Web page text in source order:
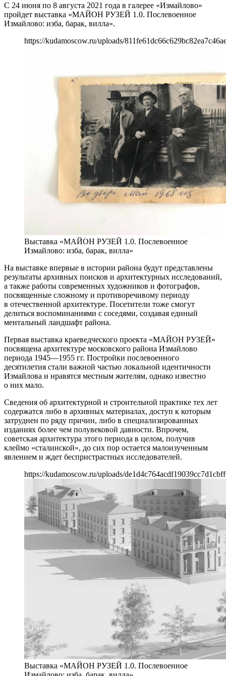
С 24 июня по 8 августа 2021 года в галерее «Измайлово»
пройдет выставка «МАЙОН РУЗЕЙ 1.0. Послевоенное
Измайлово: изба, барак, вилла».
https://kudamoscow.ru/uploads/
Выставка «МАЙОН РУЗЕЙ 1.0. Послевоенное
Измайлово: изба, барак, вилла»
На выставке впервые в истории района будут представлены
результаты архивных поисков и архитектурных исследований,
а также работы современных художников и фотографов,
посвященные сложному и противоречивому периоду
в отечественной архитектуре. Посетители тоже смогут
делиться воспоминаниями с соседями, создавая единый
ментальный ландшафт района.
Первая выставка краеведческого проекта «МАЙОН РУЗЕЙ»
посвящена архитектуре московского района Измайлово
периода 1945—1955 гг. Постройки послевоенного
десятилетия стали важной частью локальной идентичности
Измайлова и нравятся местным жителям, однако известно
о них мало.
Сведения об архитектурной и строительной практике тех лет
содержатся либо в архивных материалах, доступ к которым
затруднен по ряду причин, либо в специализированных
изданиях более чем полувековой давности. Впрочем,
советская архитектура этого периода в целом, получив
клеймо «сталинской», до сих пор остается малоизученным
явлением и ждет беспристрастных исследователей.
https://kudamoscow.ru/uploads/
Выставка «МАЙОН РУЗЕЙ 1.0. Послевоенное